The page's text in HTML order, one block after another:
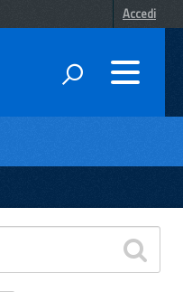
Accedi